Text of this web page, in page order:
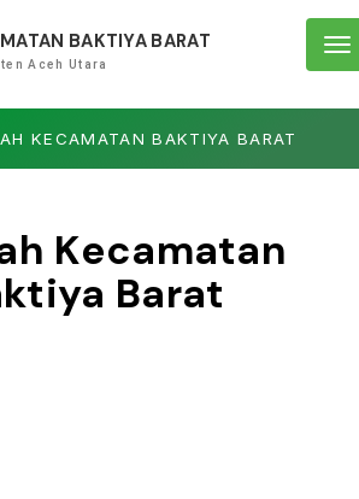
BAKTIYA BARAT
Aceh Utara
KECAMATAN BAKTIYA BARAT
Kecamatan
Barat